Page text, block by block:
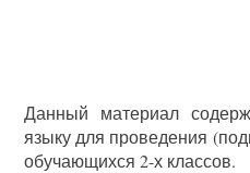
Данный материал
языку для проведения
обучающихся 2-х классов.